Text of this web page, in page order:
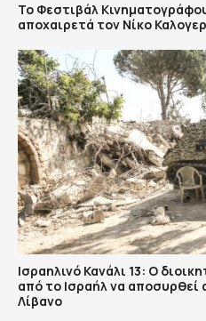
Το Φεστιβάλ
αποχαιρετά τον Νίκο
Ισραηλινό Κανάλι 13: Ο
από το Ισραήλ να αποσυρθεί
Λίβανο